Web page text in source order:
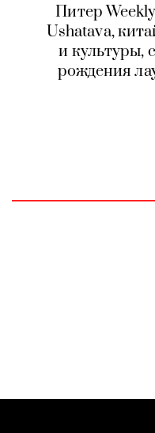
Питер
Ushatava,
и культуры,
рождения